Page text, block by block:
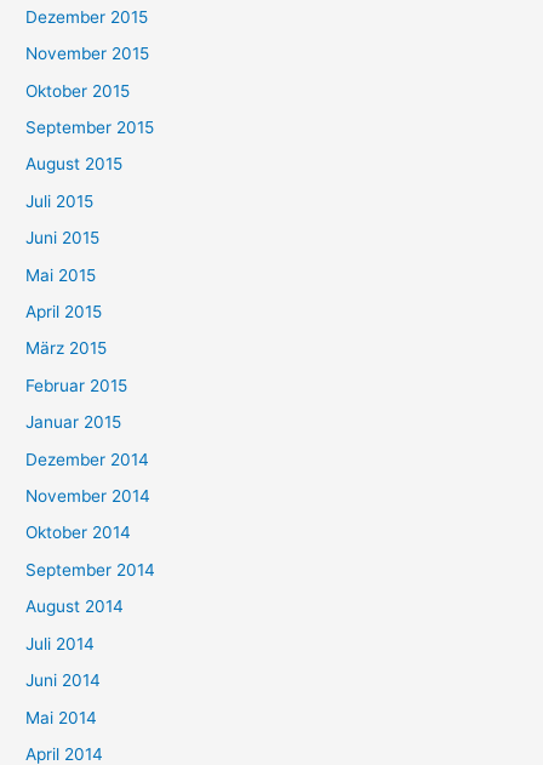
Dezember 2015
November 2015
Oktober 2015
September 2015
August 2015
Juli 2015
Juni 2015
Mai 2015
April 2015
März 2015
Februar 2015
Januar 2015
Dezember 2014
November 2014
Oktober 2014
September 2014
August 2014
Juli 2014
Juni 2014
Mai 2014
April 2014